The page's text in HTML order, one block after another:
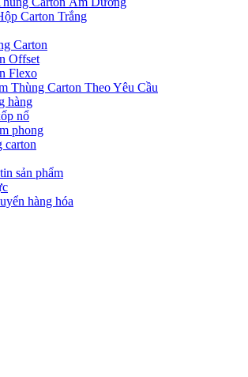
Carton Trắng
Carton
Offset
Flexo
Thùng Carton Theo Yêu Cầu
hàng
nổ
phong
carton
sản phẩm
hàng hóa